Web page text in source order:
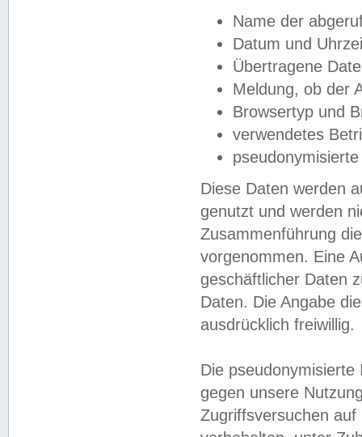
Name der
Datum und
Übertragene
Meldung, ob der
Browsertyp und
verwendetes
Diese Daten werden
genutzt und werden
Zusammenführung
vorgenommen. Eine
geschäftlicher Daten
Daten. Die Angabe
ausdrücklich freiwillig.
Die
gegen unsere
Zugriffsversuchen